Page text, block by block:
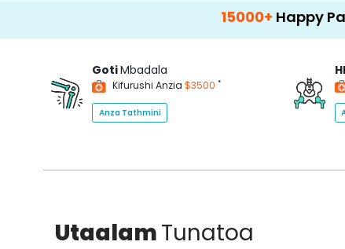
Happy Patients
GotiMbadala
Kifurushi Anzia $3500 *
Anza Tathmini
UtaalamTunatoa